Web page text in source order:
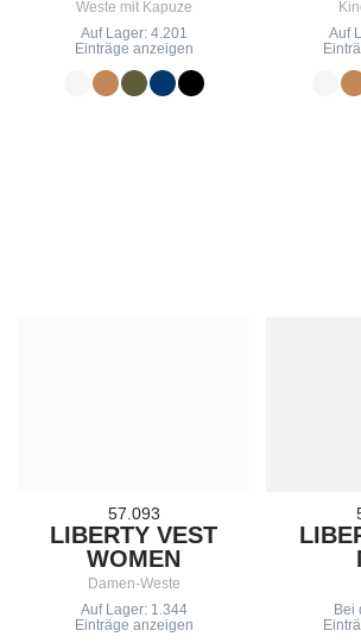
Weste mit Kapuze
Auf Lager: 4.201
Einträge anzeigen
Auf
57.093
LIBERTY VEST
WOMEN
Damen-Weste
Auf Lager: 1.344
Einträge anzeigen
Bei